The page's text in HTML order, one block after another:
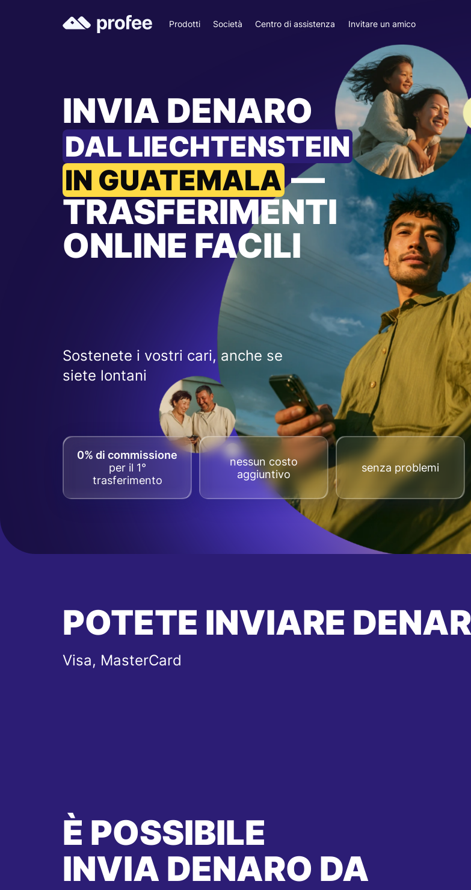
Prodotti Società Centro di assistenza Invitare un amico
INVIA DENARO
DAL LIECHTENSTEIN
IN GUATEMALA—
TRASFERIMENTI
ONLINE FACILI
Sostenete i vostri cari, anche se
siete lontani
0% di commissione
per il 1°
trasferimento
nessun costo
aggiuntivo
senza problemi
POTETE INVIARE
Visa, MasterCard
È POSSIBILE
INVIA DENARO DA